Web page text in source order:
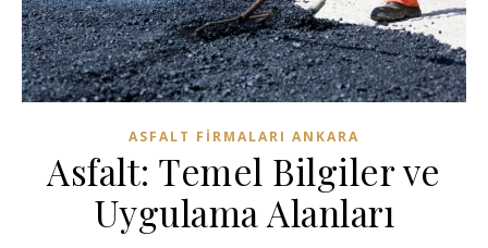
ASFALT FIRMALARI ANKARA
Asfalt: Temel Bilgiler ve
Uygulama Alanları